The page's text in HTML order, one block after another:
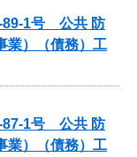
89-1号 公共 防
業）（債務）工
87-1号 公共 防
業）（債務）工